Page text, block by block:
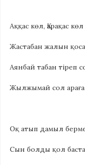
Аққас көл, Қарақас
Жастабан жалын
Аянбай табан тіреп
Жылжымай сол
Оқ атып дамыл
Сын болды қол